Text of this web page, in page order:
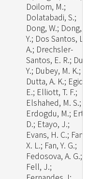
Doilom, M.;
Dolatabadi, S.;
Dong, W.; Dong,
Y.; Dos Santos, L.
A.; Drechsler-
Santos, E. R.; Du,
Y.; Dubey, M. K.;
Dutta, A. K.; Egidi,
E.; Elliott, T. F.;
Elshahed, M. S.;
Erdogdu, M.;
D.; Etayo, J.;
Evans, H. C.; Fan,
X. L.; Fan, Y. G.;
Fedosova, A. G.;
Fell, J.;